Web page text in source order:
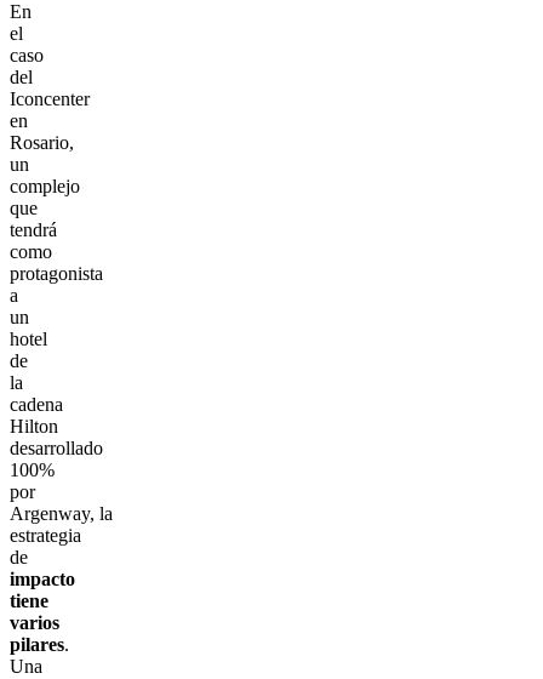
En
el
caso
del
Iconcenter
en
Rosario,
un
complejo
que
tendrá
como
protagonista
a
un
hotel
de
la
cadena
Hilton
desarrollado
100%
por
Argenway, la
estrategia
de
impacto
tiene
varios
pilares.
Una